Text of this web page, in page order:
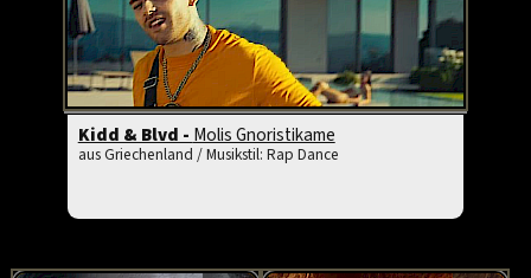
Kidd & Blvd - Molis Gnoristikame
aus Griechenland / Musikstil: Rap Dance